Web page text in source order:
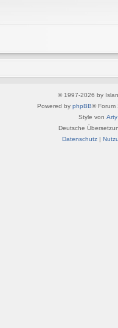
© 1997-2026 by
Powered by phpBB® Forum
Style von Arty
Deutsche
Datenschutz|